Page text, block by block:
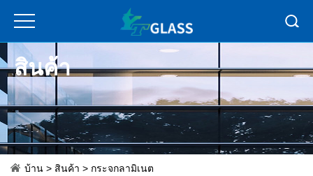
สินค้า
บ้าน > สินค้า > กระจกลามิเนต